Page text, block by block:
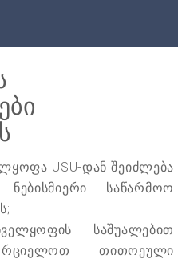
USU-დან შეიძლება
საწარმოო
საშუალებით
თითოეული